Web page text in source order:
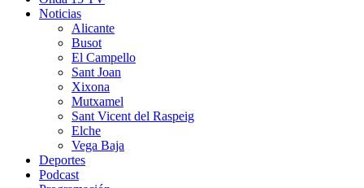
Noticias
Alicante
Busot
El Campello
Sant Joan
Xixona
Mutxamel
Sant Vicent del Raspeig
Elche
Vega Baja
Deportes
Podcast